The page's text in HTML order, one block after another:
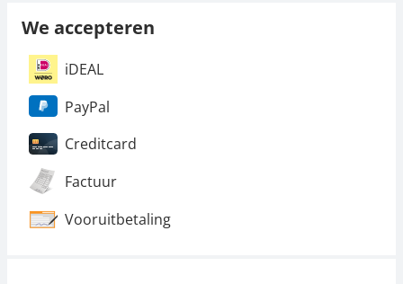
We accepteren
iDEAL
PayPal
Creditcard
Factuur
Vooruitbetaling